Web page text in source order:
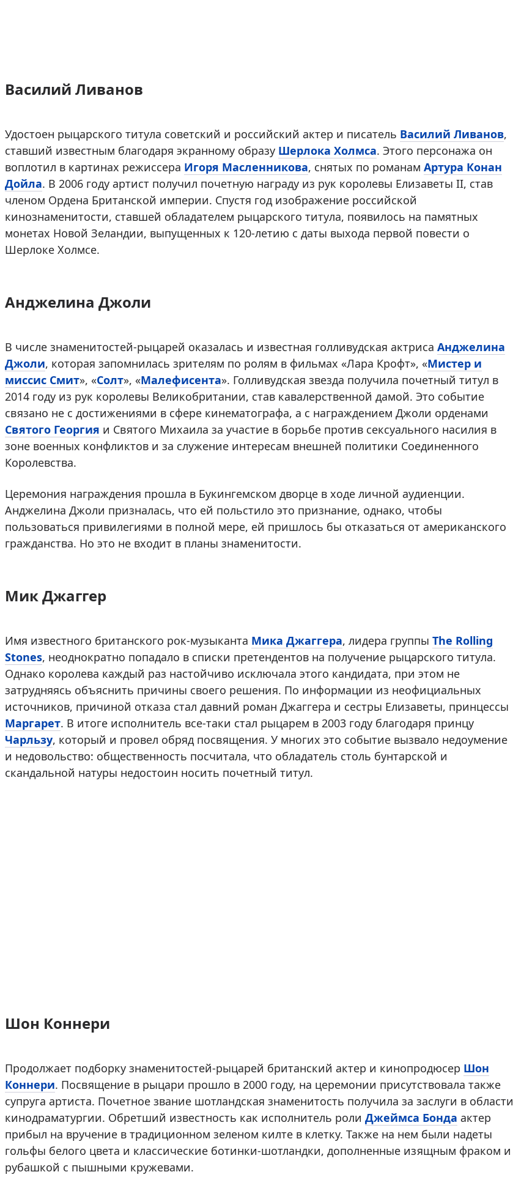
Василий Ливанов
Удостоен рыцарского титула советский и российский актер и писатель Василий Ливанов,
ставший известным благодаря экранному образу Шерлока Холмса. Этого персонажа он
воплотил в картинах режиссера Игоря Масленникова, снятых по романам Артура Конан
Дойла. В 2006 году артист получил почетную награду из рук королевы Елизаветы II, став
членом Ордена Британской империи. Спустя год изображение российской
кинознаменитости, ставшей обладателем рыцарского титула, появилось на памятных
монетах Новой Зеландии, выпущенных к 120-летию с даты выхода первой повести о
Шерлоке Холмсе.
Анджелина Джоли
В числе знаменитостей-рыцарей оказалась и известная голливудская актриса Анджелина
Джоли, которая запомнилась зрителям по ролям в фильмах «Лара Крофт», «Мистер и
миссис Смит», «Солт», «Малефисента». Голливудская звезда получила почетный титул в
2014 году из рук королевы Великобритании, став кавалерственной дамой. Это событие
связано не с достижениями в сфере кинематографа, а с награждением Джоли орденами
Святого Георгия и Святого Михаила за участие в борьбе против сексуального насилия в
зоне военных конфликтов и за служение интересам внешней политики Соединенного
Королевства.
Церемония награждения прошла в Букингемском дворце в ходе личной аудиенции.
Анджелина Джоли призналась, что ей польстило это признание, однако, чтобы
пользоваться привилегиями в полной мере, ей пришлось бы отказаться от американского
гражданства. Но это не входит в планы знаменитости.
Мик Джаггер
Имя известного британского рок-музыканта Мика Джаггера, лидера группы The Rolling
Stones, неоднократно попадало в списки претендентов на получение рыцарского титула.
Однако королева каждый раз настойчиво исключала этого кандидата, при этом не
затрудняясь объяснить причины своего решения. По информации из неофициальных
источников, причиной отказа стал давний роман Джаггера и сестры Елизаветы, принцессы
Маргарет. В итоге исполнитель все-таки стал рыцарем в 2003 году благодаря принцу
Чарльзу, который и провел обряд посвящения. У многих это событие вызвало недоумение
и недовольство: общественность посчитала, что обладатель столь бунтарской и
скандальной натуры недостоин носить почетный титул.
Шон Коннери
Продолжает подборку знаменитостей-рыцарей британский актер и кинопродюсер Шон
Коннери. Посвящение в рыцари прошло в 2000 году, на церемонии присутствовала также
супруга артиста. Почетное звание шотландская знаменитость получила за заслуги в области
кинодраматургии. Обретший известность как исполнитель роли Джеймса Бонда актер
прибыл на вручение в традиционном зеленом килте в клетку. Также на нем были надеты
гольфы белого цвета и классические ботинки-шотландки, дополненные изящным фраком и
рубашкой с пышными кружевами.